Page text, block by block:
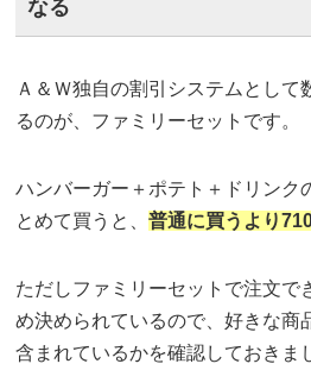
なる
Ａ＆Ｗ独自の割引システムとして
るのが、ファミリーセットです。
ハンバーガー＋ポテト＋ドリンク
とめて買うと、普通に買うより
ただしファミリーセットで注文で
め決められているので、好きな商
含まれているかを確認しておきま